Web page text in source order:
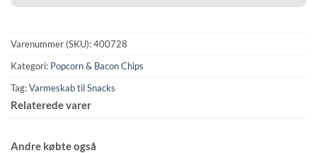
Varenummer (SKU):400728
Kategori: Popcorn & Bacon Chips
Tag:Varmeskab til Snacks
Relaterede varer
Andre købte også